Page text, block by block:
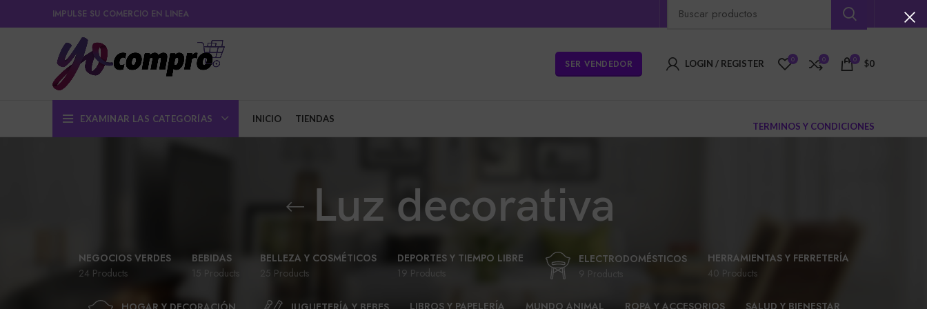
IMPULSE SU COMERCIO EN LINEA
SER VENDEDOR LOGIN / REGISTER 0 0 0 $0
EXAMINAR LAS CATEGORÍAS INICIO TIENDAS
TERMINOS Y CONDICIONES
Luz decorativa
NEGOCIOS VERDES
24 Products
BEBIDAS
15 Products
BELLEZA Y COSMÉTICOS
25 Products
DEPORTES Y TIEMPO LIBRE
19 Products
ELECTRODOMÉSTICOS
9 Products
HERRAMIENTAS Y FERRETERÍA
40 Products
LIBROS Y PAPELERÍA MUNDO ANIMAL ROPA Y ACCESORIOS SALUD Y BIENESTAR